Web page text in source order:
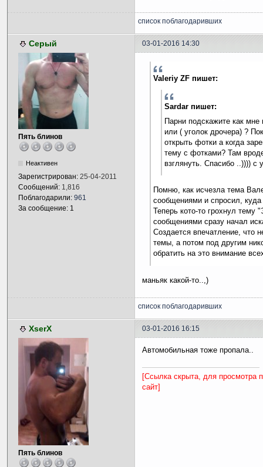
список поблагодаривших
Серый 03-01-2016 14:30
Пять блинов
Неактивен
Зарегистрирован: 25-04-2011
Сообщений: 1,816
Поблагодарили: 961
За сообщение: 1
Valeriy ZF пишет:
Sardar пишет:
Парни подскажите как мне
или ( уголок дрочера) ?
открыть фотки а когда
тему с фотками? Там
взглянуть. Спасибо ..)))) с
Помню, как исчезла тема
сообщениями и спросил,
Теперь кото-то грохнул тему
сообщениями сразу начал
Создается впечатление, что
темы, а потом под другим
обратить на это внимание
маньяк какой-то..,)
список поблагодаривших
XserX 03-01-2016 16:15
Пять блинов
Автомобильная тоже пропала..
[Ссылка скрыта, для просмотра
сайт]